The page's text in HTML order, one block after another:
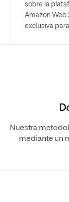
sobre la
Amazon Web
exclusiva
Nuestra
mediante un